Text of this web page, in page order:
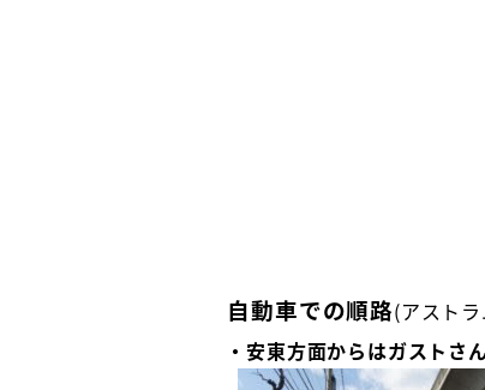
自動車での順路(アスト
・安東方面からはガストさ